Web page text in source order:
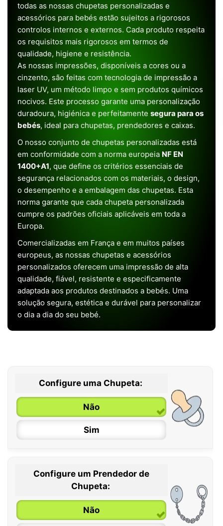
todas as nossas chupetas personalizadas e
acessórios para bebés estão sujeitos a rigorosos
controlos internos e externos. Cada produto respeita
os requisitos mais rigorosos em termos de
qualidade, higiene e resistência.
As nossas impressões, disponíveis a cores ou a
cinzento, são feitas com tecnologia de impressão a
laser UV, um método limpo e sem produtos químicos
nocivos. Este processo garante uma personalização
duradoura, higiénica e perfeitamente segura para os
bebés, ideal para chupetas, prendedores e caixas.
O nosso conjunto de chupetas personalizadas está
em conformidade com a norma europeia NF EN
1400+A1, que define os critérios essenciais de
segurança relacionados com os materiais, o design,
o desempenho e a embalagem das chupetas. Esta
norma garante que cada chupeta personalizada
cumpre os padrões oficiais aplicáveis em toda a
Europa.
Comercializadas em França e em muitos países
europeus, as nossas chupetas e acessórios
personalizados oferecem uma impressão de alta
qualidade, fiável, resistente e especificamente
adaptada aos produtos destinados a bebés. Uma
solução segura, estética e durável para personalizar
o dia a dia do seu bebé.
Configure uma Chupeta:
Não
Sim
0 / 6 meses
6 / 36 meses
Configure um Prendedor de
Chupeta:
Não